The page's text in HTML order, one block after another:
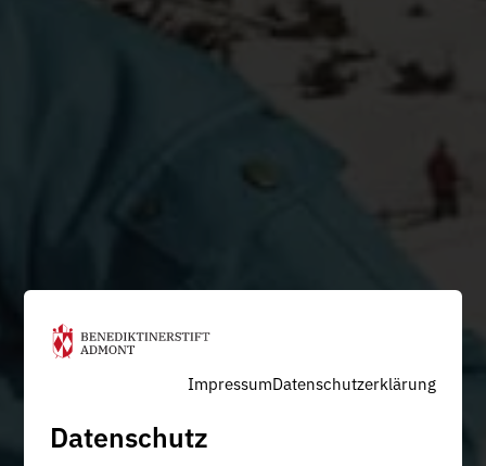
ImpressumDatenschutzerklärung
Datenschutz